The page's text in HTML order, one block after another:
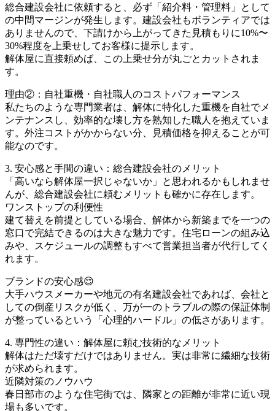
総合建設会社に依頼すると、必ず「紹介料・管理料」として
の中間マージンが発生します。建設会社もボランティアでは
ありませんので、下請けから上がってきた見積もりに10%〜
30%程度を上乗せしてお客様に提示します。
解体屋に直接頼めば、この上乗せ分が丸ごとカットされま
す。
理由②：自社重機・自社職人のコストパフォーマンス
私たちのような専門業者は、解体に特化した重機を自社でメ
ンテナンスし、効率的な壊し方を熟知した職人を抱えていま
す。外注コストがかからない分、見積価格を抑えることが可
能なのです。
3. 安心感と手間の違い：総合建設会社のメリット
「高いなら解体屋一択じゃないか」と思われるかもしれませ
んが、総合建設会社に頼むメリットも確かに存在します。
ワンストップの利便性
建て替えを前提としている場合、解体から新築までを一つの
窓口で完結できるのは大きな魅力です。住宅ローンの組み込
みや、スケジュールの調整もすべて営業担当者が代行してく
れます。
ブランドの安心感😌
大手ハウスメーカーや地元の有名建設会社であれば、会社と
しての倒産リスクが低く、万が一のトラブルの際の保証体制
が整っているという「心理的ハードル」の低さがあります。
4. 専門性の違い：解体屋に頼む技術的なメリット
解体はただ壊すだけではありません。実は非常に繊細な技術
が求められます。
近隣対策のノウハウ
春日部市のような住宅街では、隣家との距離が非常に近い現
場も多いです。